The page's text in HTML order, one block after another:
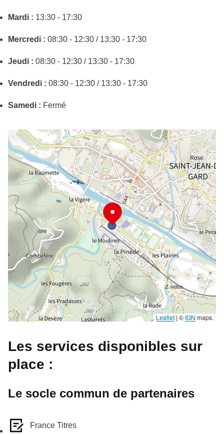
Mardi : 13:30 - 17:30
Mercredi : 08:30 - 12:30 / 13:30 - 17:30
Jeudi : 08:30 - 12:30 / 13:30 - 17:30
Vendredi : 08:30 - 12:30 / 13:30 - 17:30
Samedi : Fermé
Leaflet | © IGN maps.
Les services disponibles sur
place :
Le socle commun de partenaires
France Titres